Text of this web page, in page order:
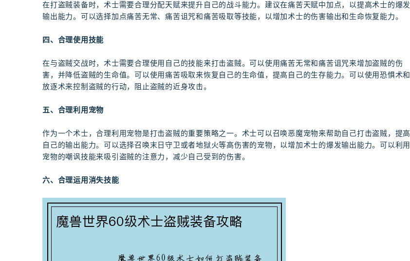
在打盗贼装备时，术士需要合理分配天赋来提升自己的战斗能力。建议在痛苦天赋中加点，以提高术士的爆发
输出能力。可以选择加点痛苦无常、痛苦诅咒和痛苦吸取等技能，以增加术士的伤害输出和生命恢复能力。
四、合理使用技能
在与盗贼交战时，术士需要合理使用自己的技能来打击盗贼。可以使用痛苦无常和痛苦诅咒来增加盗贼的伤
害，并降低盗贼的生命值。可以使用痛苦吸取来恢复自己的生命值，提高自己的生存能力。可以使用恐惧术和
放逐术来控制盗贼的行动，阻止盗贼的近身攻击。
五、合理利用宠物
作为一个术士，合理利用宠物是打击盗贼的重要策略之一。术士可以召唤恶魔宠物来帮助自己打击盗贼，提高
自己的输出能力。可以选择召唤末日守卫或者地狱火等高伤害的宠物，以增加术士的爆发输出能力。可以利用
宠物的嘲讽技能来吸引盗贼的注意力，减少自己受到的伤害。
六、合理运用消失技能